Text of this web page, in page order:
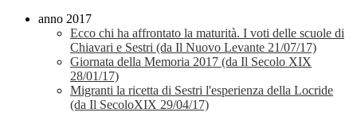
anno 2017
Ecco chi ha affrontato la maturità. I voti delle scuole di
Chiavari e Sestri (da Il Nuovo Levante 21/07/17)
Giornata della Memoria 2017 (da Il Secolo XIX
28/01/17)
Migranti la ricetta di Sestri l'esperienza della Locride
(da Il SecoloXIX 29/04/17)